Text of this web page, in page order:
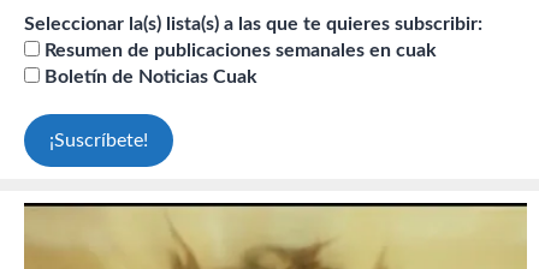
Seleccionar la(s) lista(s) a las que te quieres subscribir:
Resumen de publicaciones semanales en cuak
Boletín de Noticias Cuak